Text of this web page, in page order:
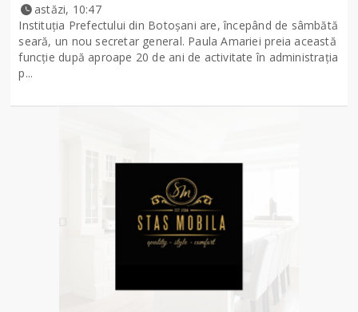
astăzi, 10:47
Instituția Prefectului din Botoșani are, începând de sâmbătă
seară, un nou secretar general. Paula Amariei preia această
funcție după aproape 20 de ani de activitate în administrația
p...